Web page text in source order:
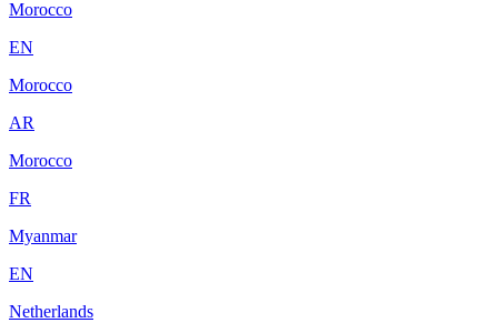
Morocco
EN
Morocco
AR
Morocco
FR
Myanmar
EN
Netherlands